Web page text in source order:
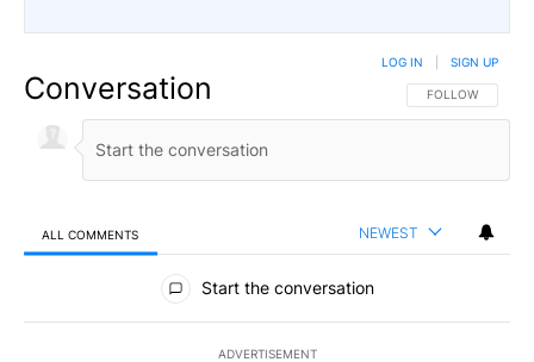
Conversation FOLLOW THIS
FOLLOW
LOG IN SIGN UP
ALL COMMENTS NEWEST
All Comments
Start the conversation
ADVERTISEMENT